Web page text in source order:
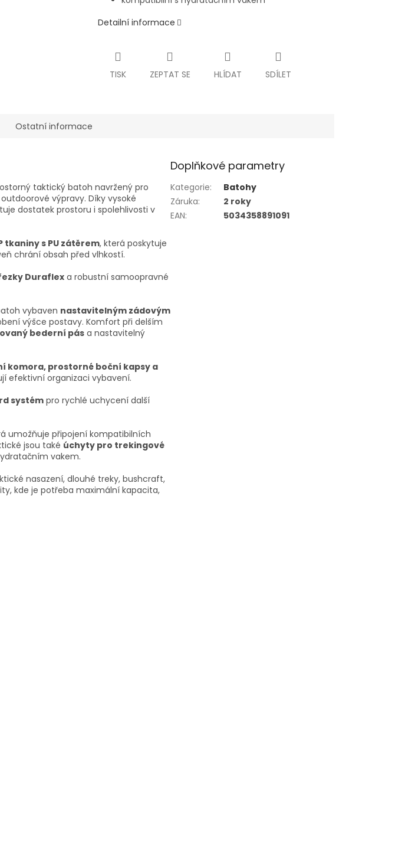
Detailní informace
TISK ZEPTAT SE HLÍDAT SDÍLET
Ostatní informace
taktický batoh navržený pro
výpravy. Díky vysoké
dostatek prostoru i spolehlivosti v
tkaniny s PU zátěrem, která poskytuje
chrání obsah před vlhkostí.
Duraflex a robustní samoopravné
vybaven nastavitelným zádovým
výšce postavy. Komfort při delším
bederní pás a nastavitelný
komora, prostorné boční kapsy a
efektivní organizaci vybavení.
systémpro rychlé uchycení další
umožňuje připojení kompatibilních
jsou také úchyty pro trekingové
vakem.
nasazení, dlouhé treky, bushcraft,
kde je potřeba maximální kapacita,
Doplňkové parametry
Kategorie:
Batohy
Záruka:
2 roky
EAN: 5034358891091